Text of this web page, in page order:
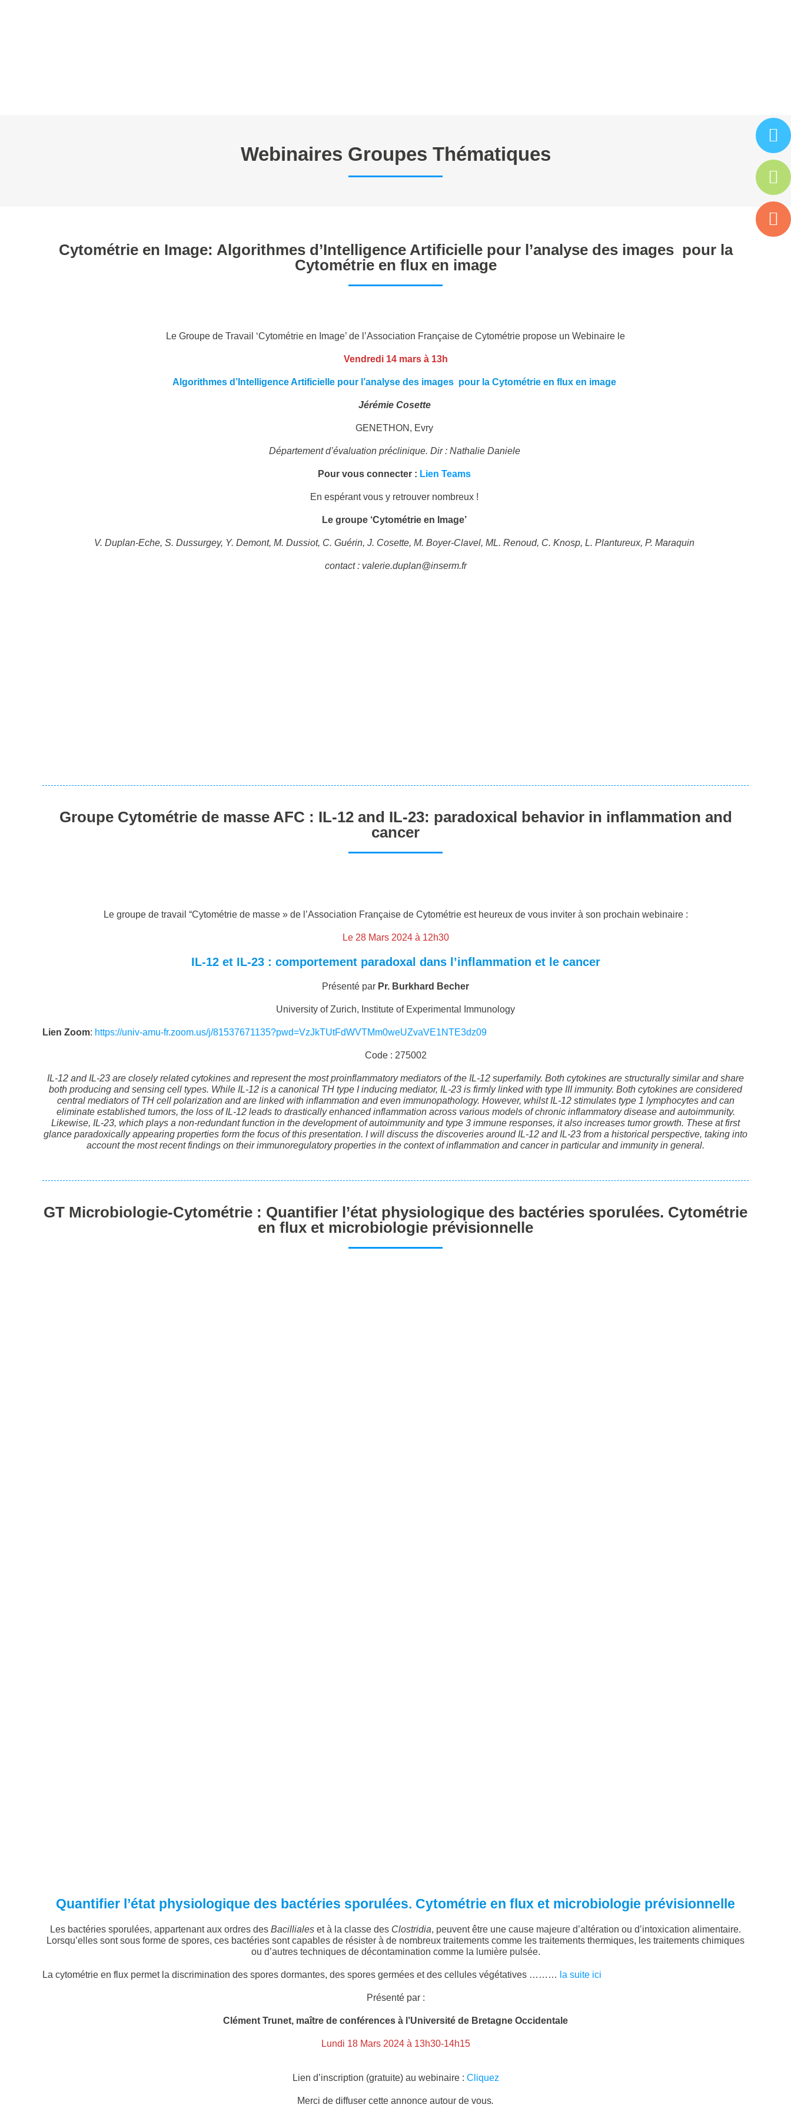
Webinaires Groupes Thématiques
Cytométrie en Image: Algorithmes d’Intelligence Artificielle pour l’analyse des images pour la
Cytométrie en flux en image
Le Groupe de Travail ‘Cytométrie en Image’ de l’Association Française de Cytométrie propose un Webinaire le
Vendredi 14 mars à 13h
Algorithmes d’Intelligence Artificielle pour l’analyse des images pour la Cytométrie en flux en image
Jérémie Cosette
GENETHON, Evry
Département d’évaluation préclinique. Dir : Nathalie Daniele
Pour vous connecter : Lien Teams
En espérant vous y retrouver nombreux !
Le groupe ‘Cytométrie en Image’
V. Duplan-Eche, S. Dussurgey, Y. Demont, M. Dussiot, C. Guérin, J. Cosette, M. Boyer-Clavel, ML. Renoud, C. Knosp, L. Plantureux, P. Maraquin
contact : valerie.duplan@inserm.fr
Groupe Cytométrie de masse AFC : IL-12 and IL-23: paradoxical behavior in inflammation and
cancer
Le groupe de travail “Cytométrie de masse » de l’Association Française de Cytométrie est heureux de vous inviter à son prochain webinaire :
Le 28 Mars 2024 à 12h30
IL-12 et IL-23 : comportement paradoxal dans l’inflammation et le cancer
Présenté par Pr. Burkhard Becher
University of Zurich, Institute of Experimental Immunology
Lien Zoom: https://univ-amu-fr.zoom.us/j/81537671135?pwd=VzJkTUtFdWVTMm0weUZvaVE1NTE3dz09
Code : 275002
IL-12 and IL-23 are closely related cytokines and represent the most proinflammatory mediators of the IL-12 superfamily. Both cytokines are structurally similar and share
both producing and sensing cell types. While IL-12 is a canonical TH type I inducing mediator, IL-23 is firmly linked with type III immunity. Both cytokines are considered
central mediators of TH cell polarization and are linked with inflammation and even immunopathology. However, whilst IL-12 stimulates type 1 lymphocytes and can
eliminate established tumors, the loss of IL-12 leads to drastically enhanced inflammation across various models of chronic inflammatory disease and autoimmunity.
Likewise, IL-23, which plays a non-redundant function in the development of autoimmunity and type 3 immune responses, it also increases tumor growth. These at first
glance paradoxically appearing properties form the focus of this presentation. I will discuss the discoveries around IL-12 and IL-23 from a historical perspective, taking into
account the most recent findings on their immunoregulatory properties in the context of inflammation and cancer in particular and immunity in general.
GT Microbiologie-Cytométrie : Quantifier l’état physiologique des bactéries sporulées. Cytométrie
en flux et microbiologie prévisionnelle
Quantifier l’état physiologique des bactéries sporulées. Cytométrie en flux et microbiologie prévisionnelle
Les bactéries sporulées, appartenant aux ordres des Bacilliales et à la classe des Clostridia, peuvent être une cause majeure d’altération ou d’intoxication alimentaire.
Lorsqu’elles sont sous forme de spores, ces bactéries sont capables de résister à de nombreux traitements comme les traitements thermiques, les traitements chimiques
ou d’autres techniques de décontamination comme la lumière pulsée.
La cytométrie en flux permet la discrimination des spores dormantes, des spores germées et des cellules végétatives ……… la suite ici
Présenté par :
Clément Trunet, maître de conférences à l’Université de Bretagne Occidentale
Lundi 18 Mars 2024 à 13h30-14h15
Lien d’inscription (gratuite) au webinaire : C liquez
Merci de diffuser cette annonce autour de vous.